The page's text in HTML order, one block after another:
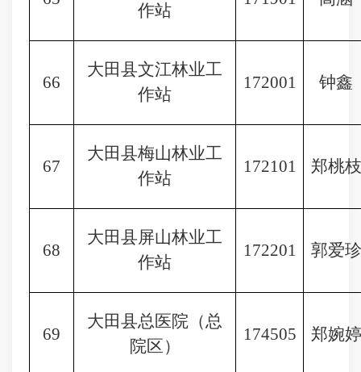
作站
66
大田县文江林业工
作站
172001 钟鑫
67
大田县梅山林业工
作站
172101 郑桃枝
68
大田县屏山林业工
作站
172201 郭爱珍
69
大田县总医院（总
院区）
174505 郑婉婷